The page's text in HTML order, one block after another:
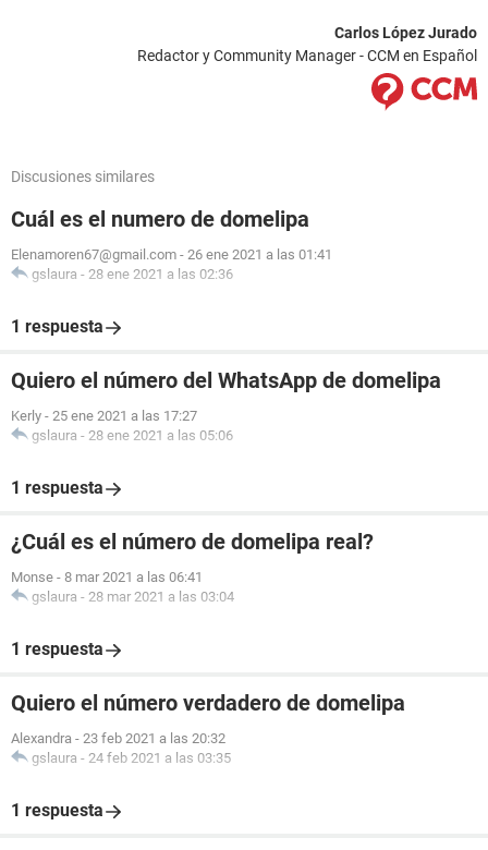
Carlos López Jurado
Redactor y Community Manager - CCM en Español
Discusiones similares
Cuál es el numero de domelipa
Elenamoren67@gmail.com - 26 ene 2021 a las 01:41
gslaura - 28 ene 2021 a las 02:36
1 respuesta
Quiero el número del WhatsApp de domelipa
Kerly - 25 ene 2021 a las 17:27
gslaura - 28 ene 2021 a las 05:06
1 respuesta
¿Cuál es el número de domelipa real?
Monse - 8 mar 2021 a las 06:41
gslaura - 28 mar 2021 a las 03:04
1 respuesta
Quiero el número verdadero de domelipa
Alexandra - 23 feb 2021 a las 20:32
gslaura - 24 feb 2021 a las 03:35
1 respuesta